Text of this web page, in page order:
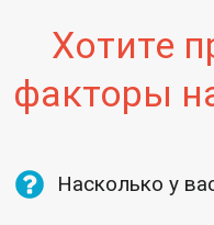
Хотите
факторы
Насколько у